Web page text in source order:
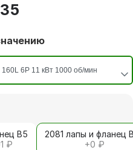
В5
₽
2081 лапы и фланец
+0 ₽